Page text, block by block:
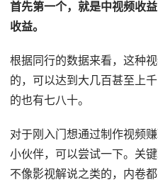
首先第一个，就是中视频收
收益。
根据同行的数据来看，这种
的，可以达到大几百甚至上
的也有七八十。
对于刚入门想通过制作视频
小伙伴，可以尝试一下。关
不像影视解说之类的，内卷都